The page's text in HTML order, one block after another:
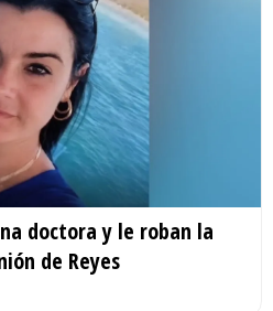
doctora y le roban la
de Reyes